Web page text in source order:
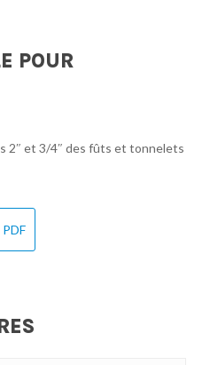
POUR
2″ et 3/4″ des fûts et tonnelets